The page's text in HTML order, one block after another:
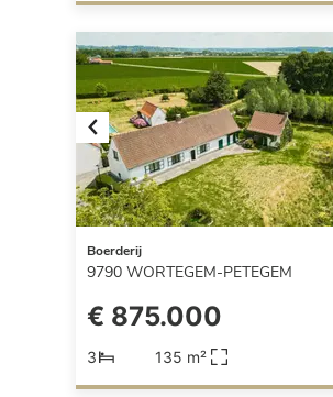
Previous
Boerderij
9790 WORTEGEM-PETEGEM
€ 875.000
3 135 m²